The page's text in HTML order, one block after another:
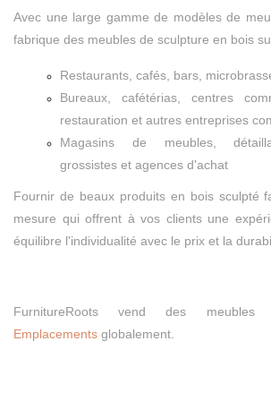
Avec une large gamme de modèles de
fabrique des meubles de sculpture en bois
Restaurants, cafés, bars,
Bureaux, cafétérias, centres
restauration et autres entreprises
Magasins de meubles,
grossistes et agences d'achat
Fournir de beaux produits en bois sculpté
mesure qui offrent à vos clients une
équilibre l'individualité avec le prix et la
FurnitureRoots vend des
Emplacements globalement.